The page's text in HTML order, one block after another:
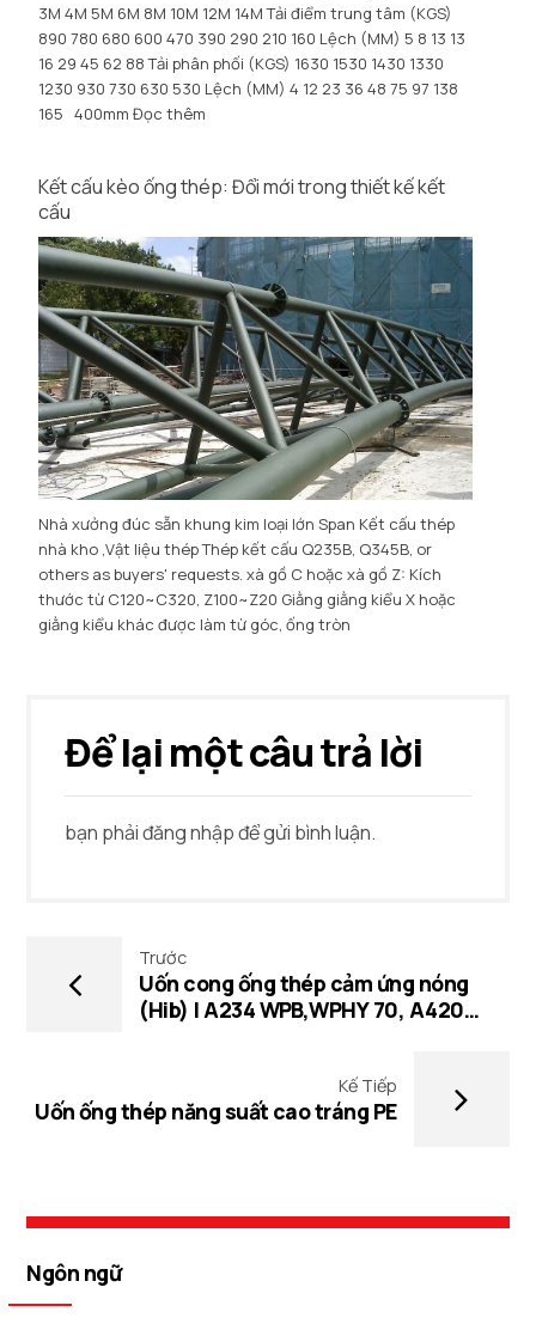
3M 4M 5M 6M 8M 10M 12M 14M Tải điểm trung tâm (KGS)
890 780 680 600 470 390 290 210 160 Lệch (MM) 5 8 13 13
16 29 45 62 88 Tải phân phối (KGS) 1630 1530 1430 1330
1230 930 730 630 530 Lệch (MM) 4 12 23 36 48 75 97 138
165 400mmĐọc thêm
Kết cấu kèo ống thép: Đổi mới trong thiết kế kết
cấu
Nhà xưởng đúc sẵn khung kim loại lớn Span Kết cấu thép
nhà kho ,Vật liệu thép Thép kết cấu Q235B, Q345B, or
others as buyers' requests. xà gồ C hoặc xà gồ Z: Kích
thước từ C120~C320, Z100~Z20 Giằng giằng kiểu X hoặc
giằng kiểu khác được làm từ góc, ống tròn
Để lại một câu trả lời
bạn phảiđăng nhậpđể gửi bình luận.
Trước
Uốn cong ống thép cảm ứng nóng
(Hib) | A234 WPB,WPHY 70, A420
Kế Tiếp
Uốn ống thép năng suất cao tráng PE
Ngôn ngữ